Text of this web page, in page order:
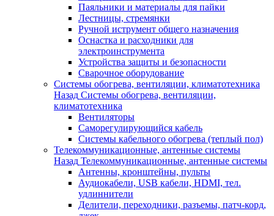
Паяльники и материалы для пайки
Лестницы, стремянки
Ручной иструмент общего назначения
Оснастка и расходники для
электроинструмента
Устройства защиты и безопасности
Сварочное оборудование
Системы обогрева, вентиляции, климатотехника
Назад Системы обогрева, вентиляции,
климатотехника
Вентиляторы
Саморегулирующийся кабель
Системы кабельного обогрева (теплый пол)
Телекоммуникационные, антенные системы
Назад Телекоммуникационные, антенные системы
Антенны, кронштейны, пульты
Аудиокабели, USB кабели, HDMI, тел.
удлиннители
Делители, переходники, разъемы, патч-корд,